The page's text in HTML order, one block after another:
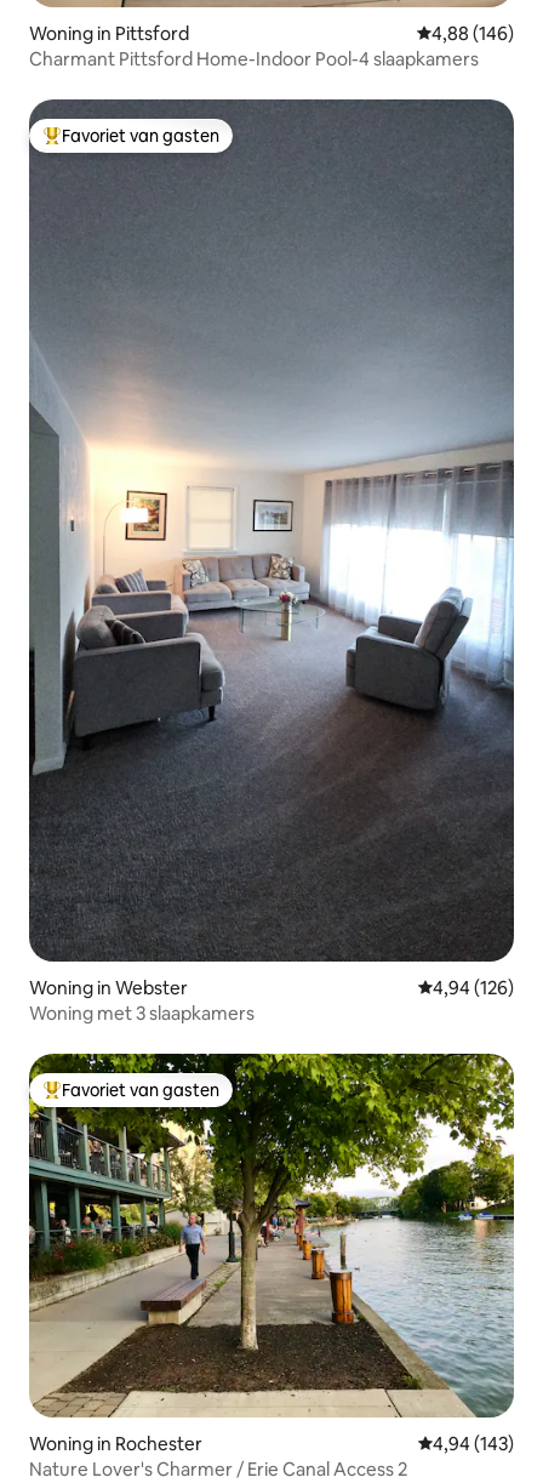
Woning in Pittsford Gemiddelde
4,88 (146)
Charmant Pittsford Home-Indoor Pool-4 slaapkamers
Topfavoriet van gasten
Favoriet van gasten
Woning in Webster Gemiddelde
4,94 (126)
Woning met 3 slaapkamers
Topfavoriet van gasten
Favoriet van gasten
Woning in Rochester Gemiddelde
4,94 (143)
Nature Lover's Charmer / Erie Canal Access 2